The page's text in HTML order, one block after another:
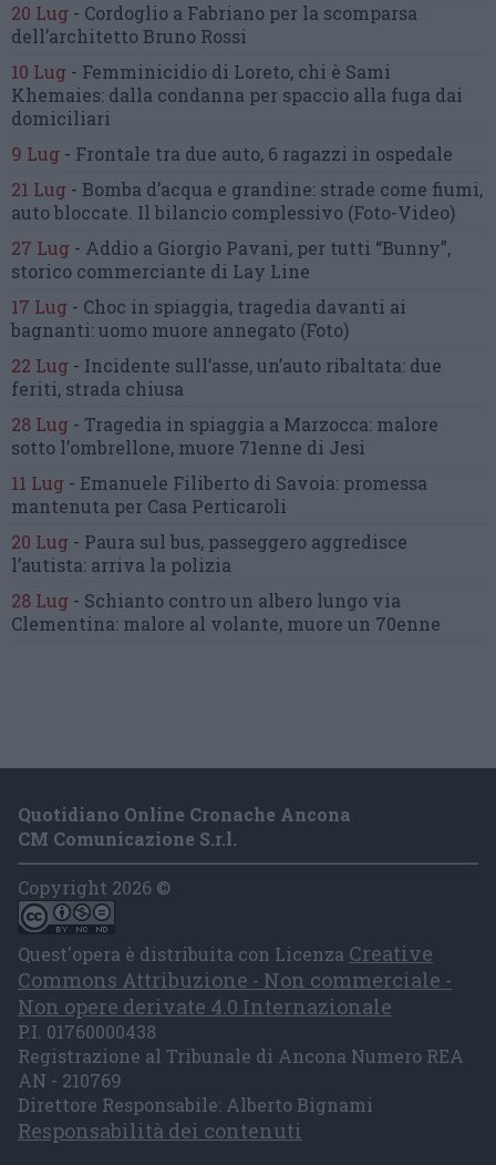
20 Lug - Cordoglio a Fabriano per la scomparsa
dell’architetto Bruno Rossi
10 Lug - Femminicidio di Loreto, chi è Sami
Khemaies: dalla condanna per spaccio alla fuga dai
domiciliari
9 Lug - Frontale tra due auto, 6 ragazzi in ospedale
21 Lug - Bomba d’acqua e grandine: strade come fiumi,
auto bloccate. Il bilancio complessivo (Foto-Video)
27 Lug - Addio a Giorgio Pavani, per tutti “Bunny”,
storico commerciante di Lay Line
17 Lug - Choc in spiaggia, tragedia davanti ai
bagnanti:uomo muore annegato (Foto)
22 Lug - Incidente sull’asse, un’auto ribaltata: due
feriti, strada chiusa
28 Lug - Tragedia in spiaggia a Marzocca: malore
sotto l’ombrellone, muore 71enne di Jesi
11 Lug - Emanuele Filiberto di Savoia: promessa
mantenuta per Casa Perticaroli
20 Lug - Paura sul bus, passeggero aggredisce
l’autista: arriva la polizia
28 Lug - Schianto contro un albero lungo via
Clementina: malore al volante, muore un 70enne
Quotidiano Online Cronache Ancona
CM Comunicazione S.r.l.
Copyright 2026 ©
Quest'opera è distribuita con Licenza Creative
Commons Attribuzione - Non commerciale -
Non opere derivate 4.0 Internazionale
P.I. 01760000438
Registrazione al Tribunale di Ancona Numero REA
AN - 210769
Direttore Responsabile: Alberto Bignami
Responsabilità dei contenuti